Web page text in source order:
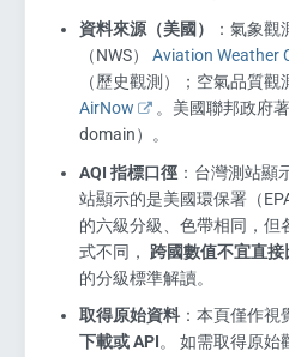
資料來源（美國）
：氣象
（NWS） Aviation Weather
（歷史觀測）；空氣品質觀
AirNow
。美國聯邦政府
domain）。
AQI 指標口徑 ：台灣測站顯
站顯示的是美國環保署（
的六級分級、色帶相同，但
式不同， 跨國數值不宜直接
的分級標準解讀。
取得原始資料 ：本頁僅作視
下載或 API。 如需取得原始